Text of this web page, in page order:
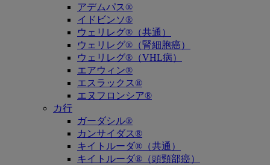
アデムパス®
イドビンソ®
ウェリレグ®（共通）
ウェリレグ®（腎細胞癌）
ウェリレグ®（VHL病）
エアウィン®
エスラックス®
エヌフロンシア®
カ行
ガーダシル®
カンサイダス®
キイトルーダ®（共通）
キイトルーダ®（頭頸部癌）